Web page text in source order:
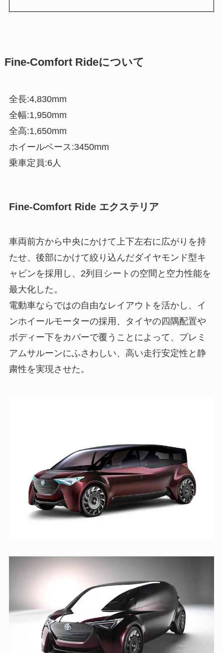
Fine-Comfort Rideについて
全長:4,830mm
全幅:1,950mm
全高:1,650mm
ホイールベース:3450mm
乗車定員:6人
Fine-Comfort Ride エクステリア
車両前方から中央にかけて上下左右に広がりを持
たせ、後部にかけて絞り込んだダイヤモンド型キ
ャビンを採用し、2列目シートの空間と空力性能を
最大化した。
電動車ならではの自由なレイアウトを活かし、イ
ンホイールモーターの採用、タイヤの四隅配置や
ボディー下をカバーで覆うことによって、プレミ
アムサルーンにふさわしい、高い走行安定性と静
粛性を実現させた。